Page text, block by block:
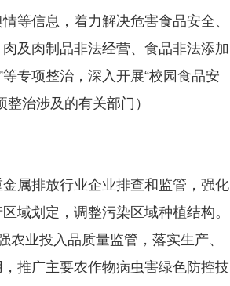
信息，着力解决危害食品安全、
及肉制品非法经营、食品非法添加
等专项整治，深入开展“校园食品安
治涉及的有关部门）
属排放行业企业排查和监管，强化
域划定，调整污染区域种植结构。
业投入品质量监管，落实生产、
推广主要农作物病虫害绿色防控技